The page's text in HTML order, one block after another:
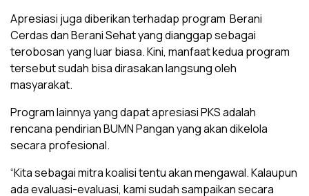
Apresiasi juga diberikan terhadap program Berani
Cerdas dan Berani Sehat yang dianggap sebagai
terobosan yang luar biasa. Kini, manfaat kedua program
tersebut sudah bisa dirasakan langsung oleh
masyarakat.
Program lainnya yang dapat apresiasi PKS adalah
rencana pendirian BUMN Pangan yang akan dikelola
secara profesional.
“Kita sebagai mitra koalisi tentu akan mengawal. Kalaupun
ada evaluasi-evaluasi, kami sudah sampaikan secara